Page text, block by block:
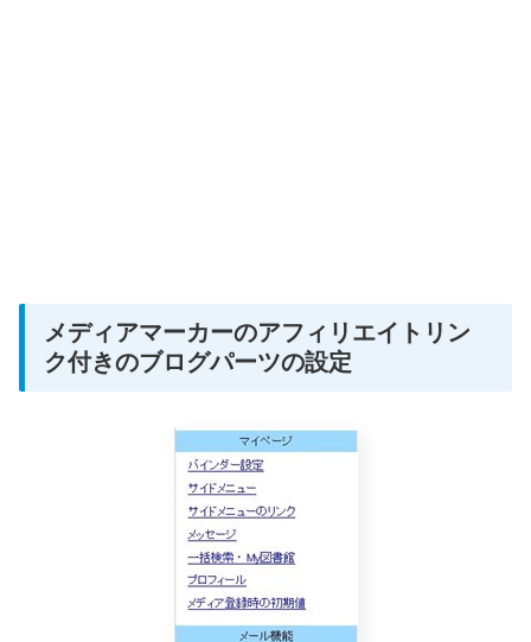
メディアマーカーのアフィリエイトリン
ク付きのブログパーツの設定